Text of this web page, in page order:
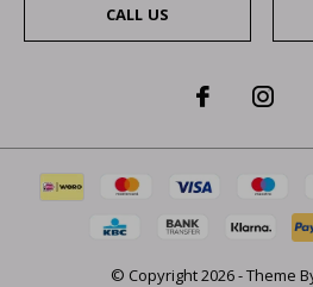
CALL US
© Copyright2026- Theme